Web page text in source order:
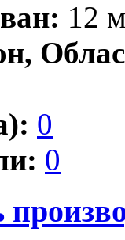
12
0
0